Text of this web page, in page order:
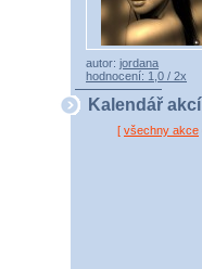
autor: jordana
hodnocení: 1,0 / 2x
Kalendář akcí
[ všechny akce